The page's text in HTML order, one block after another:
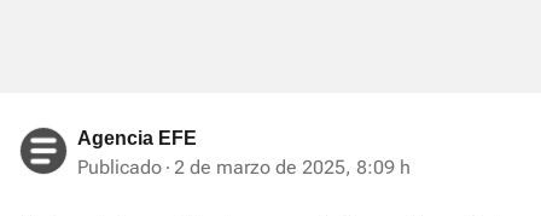
Agencia EFE
Publicado 2 de marzo de 2025, 8:09 h